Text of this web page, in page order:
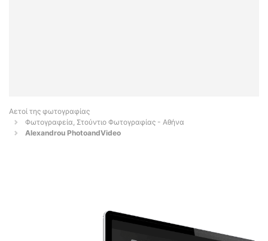
Αετοί της φωτογραφίας
Φωτογραφεία, Στούντιο Φωτογραφίας - Αθήνα
Alexandrou PhotoandVideo